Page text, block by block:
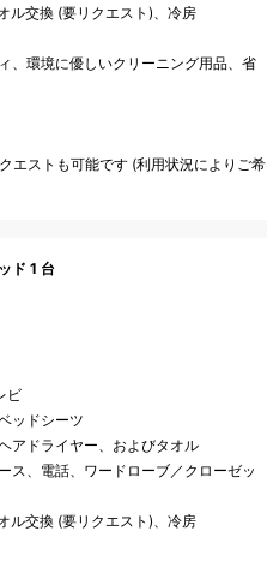
ル交換 (要リクエスト)、冷房
、環境に優しいクリーニング用品、省
エストも可能です (利用状況によりご希
ド 1 台
ビ
ッドシーツ
アドライヤー、およびタオル
ス、電話、ワードローブ／クローゼッ
ル交換 (要リクエスト)、冷房